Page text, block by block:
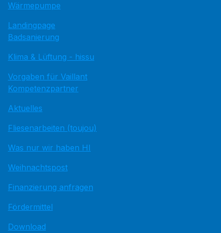
Wärmepumpe
Landingpage
Badsanierung
Klima & Lüftung - hissu
Vorgaben für Vaillant
Kompetenzpartner
Aktuelles
Fliesenarbeiten (toujou)
Was nur wir haben HI
Weihnachtspost
Finanzierung anfragen
Fördermittel
Download